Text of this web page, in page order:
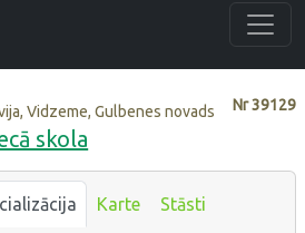
Nr39129
Vidzeme, Gulbenes novads
skola
Karte Stāsti